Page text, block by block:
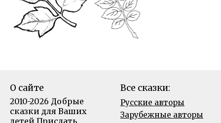
О сайте
2010-2026 Добрые
сказки для Ваших
детей Прислать
Все сказки:
Русские авторы
Зарубежные авторы